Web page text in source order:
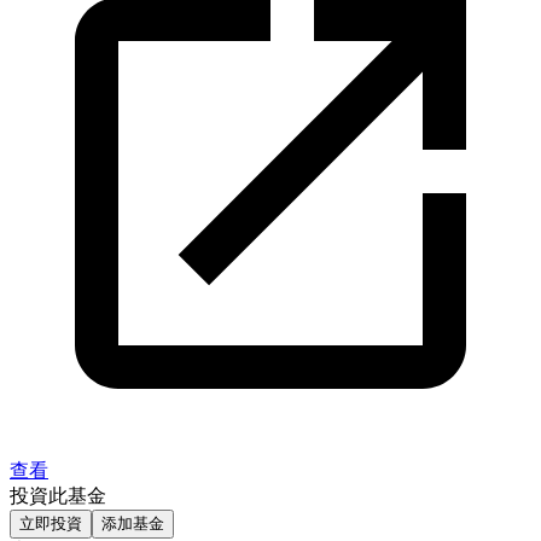
查看
投資此基金
立即投資 添加基金